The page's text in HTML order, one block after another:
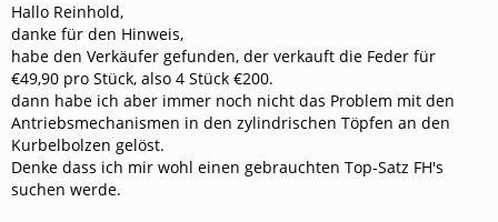
Hallo Reinhold,
danke für den Hinweis,
habe den Verkäufer gefunden, der verkauft die Feder für
€49,90 pro Stück, also 4 Stück €200.
dann habe ich aber immer noch nicht das Problem mit den
Antriebsmechanismen in den zylindrischen Töpfen an den
Kurbelbolzen gelöst.
Denke dass ich mir wohl einen gebrauchten Top-Satz FH's
suchen werde.